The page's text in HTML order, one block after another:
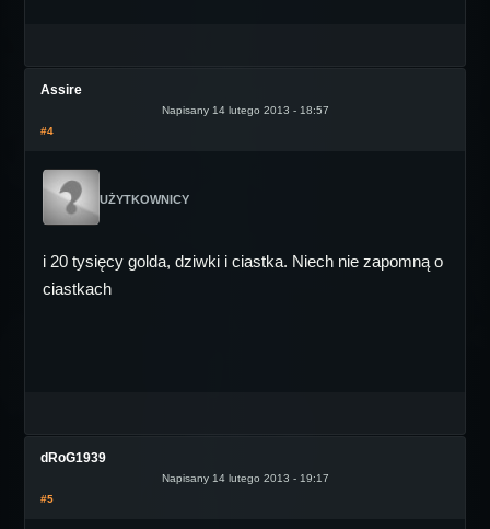
Assire
Napisany 14 lutego 2013 - 18:57
#4
UŻYTKOWNICY
i 20 tysięcy golda, dziwki i ciastka. Niech nie zapomną o
ciastkach
dRoG1939
Napisany 14 lutego 2013 - 19:17
#5